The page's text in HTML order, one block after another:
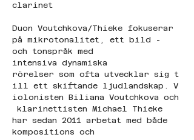
clarinet
Duon Voutchkova/Thieke fokuserar
på mikrotonalitet, ett bild -
och tonspråk med
intensiva dynamiska
rörelser som ofta utvecklar sig t
ill ett skiftande ljudlandskap. V
iolonisten Biliana Voutchkova och
klarinettisten Michael Thieke
har sedan 2011 arbetat med både
kompositions och